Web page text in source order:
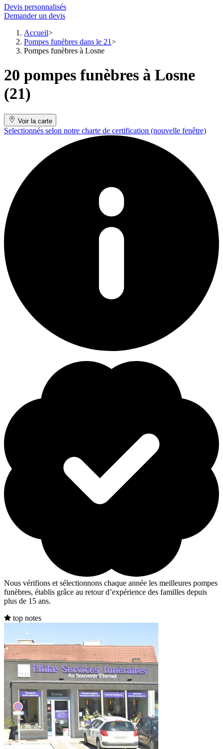
Devis personnalisés
Demander un devis
Accueil
Pompes funèbres dans le 21
Pompes funèbres à Losne
20 pompes funèbres à Losne
(21)
Voir la carte
Selectionnés selon notre charte de certification (nouvelle fenêtre)
Nous vérifions et sélectionnons chaque année les meilleures pompes
funèbres, établis grâce au retour d’expérience des familles depuis
plus de 15 ans.
top notes